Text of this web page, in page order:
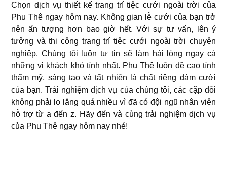
Chọn dịch vụ thiết kế trang trí tiệc cưới ngoài trời của
Phu Thê ngay hôm nay. Không gian lễ cưới của bạn trở
nên ấn tượng hơn bao giờ hết. Với sự tư vấn, lên ý
tưởng và thi công trang trí tiệc cưới ngoài trời chuyên
nghiệp. Chúng tôi luôn tự tin sẽ làm hài lòng ngay cả
những vị khách khó tính nhất. Phu Thê luôn đề cao tính
thẩm mỹ, sáng tạo và tất nhiên là chất riêng đám cưới
của bạn. Trải nghiệm dịch vụ của chúng tôi, các cặp đôi
không phải lo lắng quá nhiều vì đã có đội ngũ nhân viên
hỗ trợ từ a đến z. Hãy đến và cùng trải nghiệm dịch vụ
của Phu Thê ngay hôm nay nhé!